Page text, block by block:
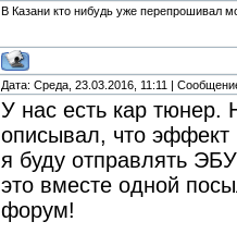
В Казани кто нибудь уже перепрошивал
Дата: Среда, 23.03.2016, 11:11 |
У нас есть кар тюнер.
описывал, что эффект
я буду отправлять
это вместе одной
форум!